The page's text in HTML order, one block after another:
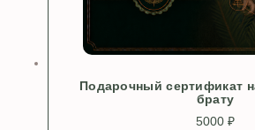
Подарочный сертификат
брату
5000 ₽